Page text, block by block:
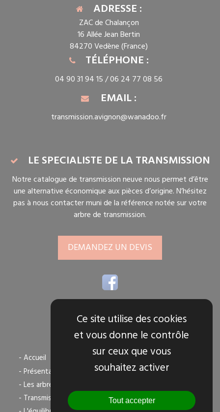
ADRESSE :
ZAC de Chalançon
16 Allée Jean Bertin
84270 Vedène (France)
TÉLÉPHONE :
04 90 31 94 15 /06 24 77 08 56
EMAIL :
transmission.avignon@wanadoo.fr
LE SPECIALISTE DE LA TRANSMISSION
Notre catalogue de transmission neuve nous permet d’être
une alternative économique aux pièces d’origine. N’hésitez
pas à nous contacter muni de la référence notée sur votre
arbre de transmission.
DEMANDEZ UN DEVIS
TOUS NOS SERVICES
- Accueil
- Présentation
- Les arbres de transmission
- Transmission agricole
Ce site utilise des cookies
et vous donne le contrôle
sur ceux que vous
souhaitez activer
Tout accepter